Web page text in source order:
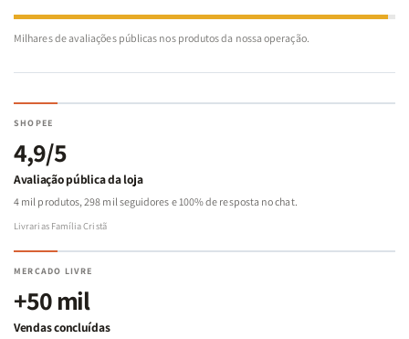
Milhares de avaliações públicas nos produtos da nossa operação.
SHOPEE
4,9/5
Avaliação pública da loja
4 mil produtos, 298 mil seguidores e 100% de resposta no chat.
Livrarias Família Cristã
MERCADO LIVRE
+50 mil
Vendas concluídas